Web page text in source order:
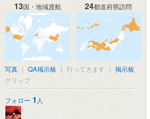
13国・地域渡航 24都道府県訪問
写真 | QA掲示板 | 行ってきます | 掲示板
クリップ
フォロー 1 人